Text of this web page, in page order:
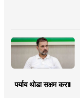
पर्याय थोडा सक्षम करा!